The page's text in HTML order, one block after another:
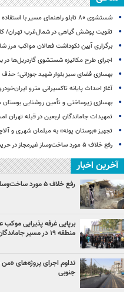
شستشوی ۸۰ تابلو راهنمای مسیر با استفاده از بالابر
تقویت پوشش گیاهی در شمال‌غرب تهران/
برگزاری آیین نکوداشت فعالان مواکب
اجرای طرح مکانیزه شستشوی گاردریل‌ها در
بهسازی فضای سبز بلوار شهید جوزانی؛
آغاز احداث پایانه تاکسیرانی مترو
بهسازی زیرساختی و تأمین روشنایی
تمهیدات جاماندگان اربعین در قبله تهران امسال ۲
تجهیز «بوستان پونه» به مبلمان شهری و
رفع خلاف ۵ مورد ساخت‌وساز غیرمجاز در حریم ناحیه ۴ منطقه ۱۹
آخرین اخبار
رفع خلاف ۵ مورد ساخت‌وساز غیرمجاز در حریم ناحیه ۴ منطقه ۱۹
برپایی غرفه پذیرایی
منطقه ۱۹ در مسیر جاماندگان اربعین
جنوبی